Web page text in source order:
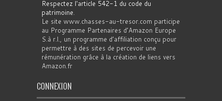
Respectez l'article 542-1 du code du
patrimoine.
Le site www.chasses-au-tresor.com participe
au Programme Partenaires d’Amazon Europe
S.à r.l., un programme d’affiliation conçu pour
permettre à des sites de percevoir une
rémunération grâce à la création de liens vers
Amazon.fr
CONNEXION